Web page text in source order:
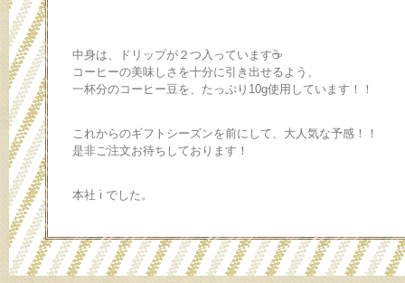
中身は、ドリップが２つ入っています☕️
コーヒーの美味しさを十分に引き出せるよう、
一杯分のコーヒー豆を、たっぷり10g使用しています！！
これからのギフトシーズンを前にして、大人気な予感！！
是非ご注文お待ちしております！
本社 i でした。